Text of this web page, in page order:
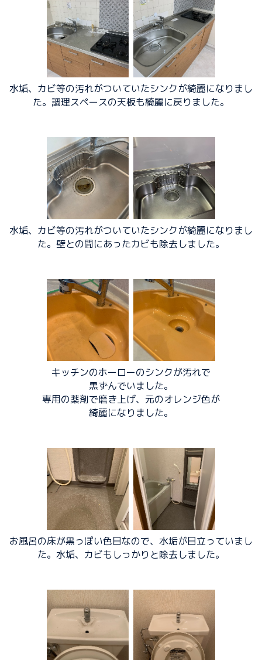
水垢、カビ等の汚れがついていたシンクが綺麗になりまし
た。調理スペースの天板も綺麗に戻りました。
水垢、カビ等の汚れがついていたシンクが綺麗になりまし
た。壁との間にあったカビも除去しました。
キッチンのホーローのシンクが汚れで
黒ずんでいました。
専用の薬剤で磨き上げ、元のオレンジ色が
綺麗になりました。
お風呂の床が黒っぽい色目なので、水垢が目立っていまし
た。水垢、カビもしっかりと除去しました。